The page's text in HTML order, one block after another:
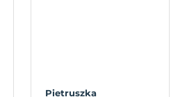
Pietruszka